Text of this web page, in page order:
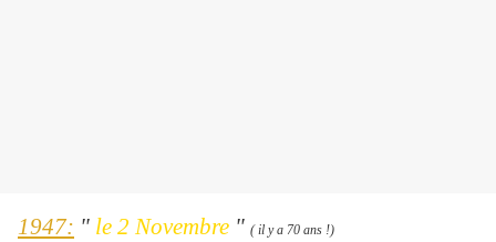
1947: " le 2 Novembre " ( il y a 70 ans !)